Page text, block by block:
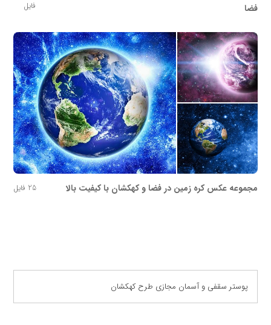
فضا
فایل
مجموعه عکس کره زمین در فضا و کهکشان با کیفیت بالا 25 فایل
پوستر سقفی و آسمان مجازی طرح کهکشان